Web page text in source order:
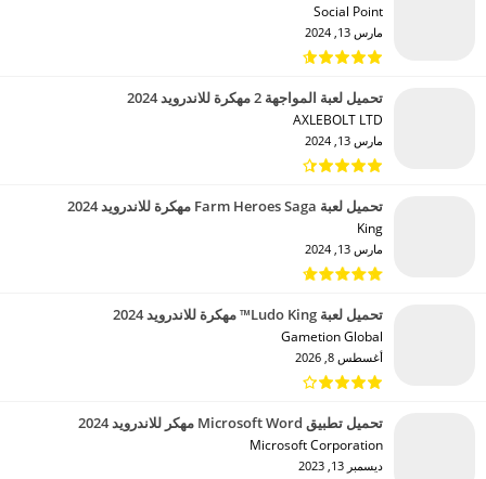
Social Point‏
مارس 13, 2024
تحميل لعبة المواجهة 2 مهكرة للاندرويد 2024
AXLEBOLT LTD‏
مارس 13, 2024
تحميل لعبة Farm Heroes Saga مهكرة للاندرويد 2024
King‏
مارس 13, 2024
تحميل لعبة Ludo King™ مهكرة للاندرويد 2024
Gametion Global‏
أغسطس 8, 2026
تحميل تطبيق Microsoft Word مهكر للاندرويد 2024
Microsoft Corporation‏
ديسمبر 13, 2023